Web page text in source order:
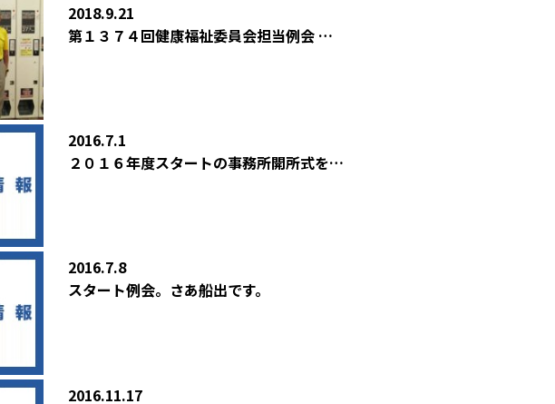
2018.9.21
第１３７４回健康福祉委員会担当例会 …
2016.7.1
２０１６年度スタートの事務所開所式を…
2016.7.8
スタート例会。さあ船出です。
2016.11.17